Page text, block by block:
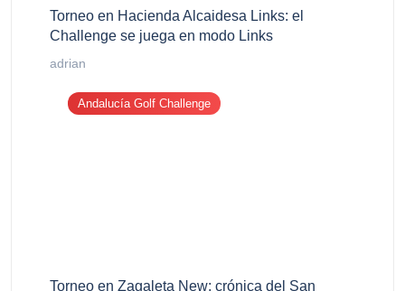
Torneo en Hacienda Alcaidesa Links: el
Challenge se juega en modo Links
adrian
Andalucía Golf Challenge
Torneo en Zagaleta New: crónica del San